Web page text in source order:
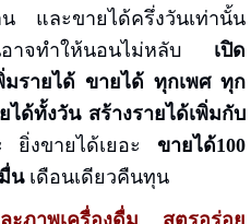
และขายได้ครึ่งวันเท่านั้น
อาจทำให้นอนไม่หลับ เปิด
มรายได้ ขายได้ ทุกเพศ ทุก
ได้ทั้งวัน สร้างรายได้เพิ่มกับ
ยิ่งขายได้เยอะขายได้100
นเดือนเดียวคืนทุน